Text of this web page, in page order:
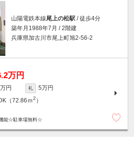
山陽電鉄本線尾上の松駅 / 徒歩4分
築年月1988年7月 / 2階建
兵庫県加古川市尾上町旭2-56-2
万円
円 礼
5万円
（72.86ｍ2 ）
能☆駐車場無料☆